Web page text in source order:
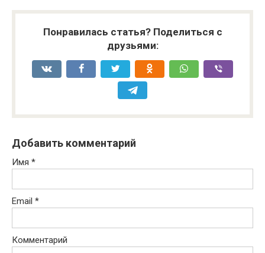
Понравилась статья? Поделиться с
друзьями:
Добавить комментарий
Имя *
Email *
Комментарий